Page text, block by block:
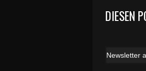
DIESEN
Newsletter